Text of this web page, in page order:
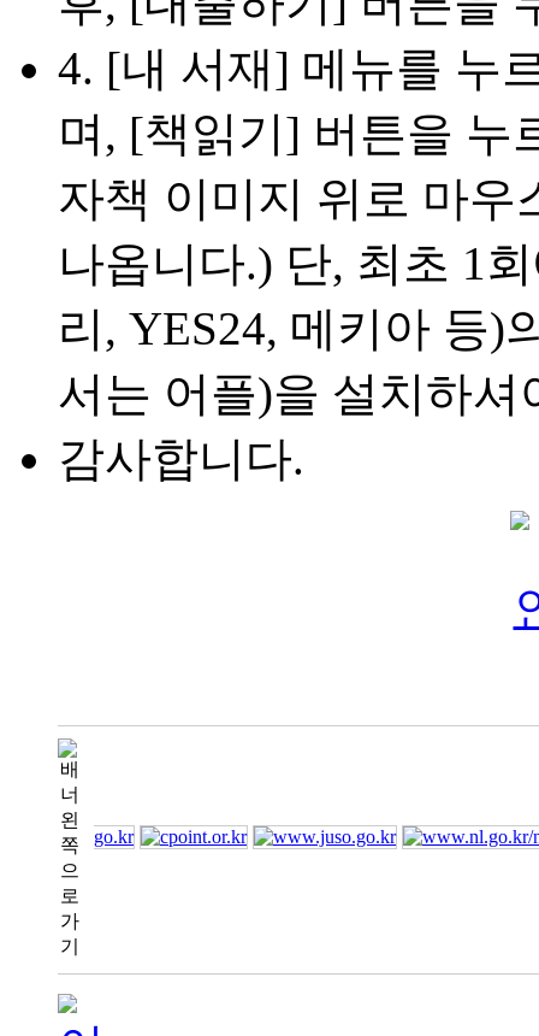
4. [내 서재] 메뉴를 누
며, [책읽기] 버튼을 누
자책 이미지 위로 마우
나옵니다.) 단, 최초 1
리, YES24, 메키아 등)
서는 어플)을 설치하
감사합니다.